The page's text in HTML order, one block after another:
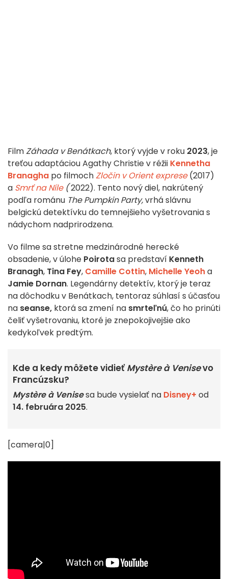
FilmZáhada v Benátkach, ktorý vyjde v roku 2023, je
treťou adaptáciou Agathy Christie v réžii Kennetha
Branagha po filmochZločin v Orient exprese(2017)
a Smrť na Níle(2022). Tento nový diel, nakrútený
podľa románu The Pumpkin Party,vrhá slávnu
belgickú detektívku do temnejšieho vyšetrovania s
nádychom nadprirodzena.
Vo filme sa stretne medzinárodné herecké
obsadenie, v úlohe Poirotasa predstaví Kenneth
Branagh, Tina Fey, Camille Cottin, Michelle Yeoha
Jamie Dornan. Legendárny detektív, ktorý je teraz
na dôchodku v Benátkach, tentoraz súhlasí s účasťou
na seanse, ktorá sa zmení na smrteľnú, čo ho prinúti
čeliť vyšetrovaniu, ktoré je znepokojivejšie ako
kedykoľvek predtým.
Kde a kedy môžete vidieťMystère à Venisevo
Francúzsku?
Mystère à Venisesa bude vysielať na Disney+ od
14. februára 2025.
[camera|0]